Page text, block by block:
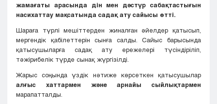
жамағаты арасында дін мен дәстүр сабақтастығын
насихаттау мақсатында садақ ату сайысы өтті.
Шараға түрлі мешіттерден жиналған әйелдер қатысып,
мергендік қабілеттерін сынға салды. Сайыс барысында
қатысушыларға садақ ату ережелері түсіндіріліп,
тәжірибелік түрде сынақ жүргізілді.
Жарыс соңында үздік нәтиже көрсеткен қатысушылар
алғыс хаттармен жәнеарнайы сыйлықтармен
марапатталды.